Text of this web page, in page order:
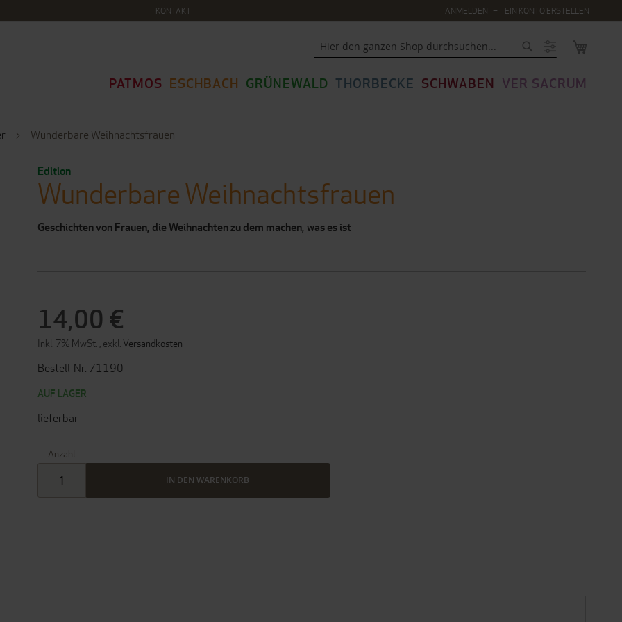
KONTAKT ANMELDEN EIN KONTO ERSTELLEN
PATMOS ESCHBACH GRÜNEWALD THORBECKE SCHWABEN VER SACRUM
Wunderbare Weihnachtsfrauen
Edition
Wunderbare Weihnachtsfrauen
Geschichten von Frauen, die Weihnachten zu dem machen, was es ist
14,00 €
Inkl. 7% MwSt. , exkl. Versandkosten
Bestell-Nr. 71190
AUF LAGER
lieferbar
Anzahl
IN DEN WARENKORB